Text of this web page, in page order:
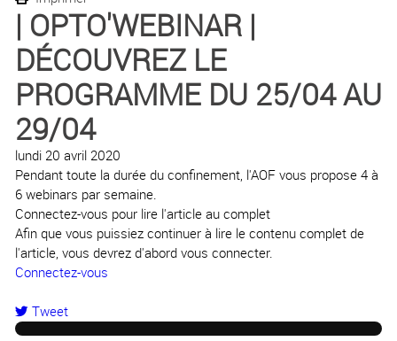
| OPTO'WEBINAR |
DÉCOUVREZ LE
PROGRAMME DU 25/04 AU
29/04
lundi 20 avril 2020
Pendant toute la durée du confinement, l'AOF vous propose 4 à
6 webinars par semaine.
Connectez-vous pour lire l'article au complet
Afin que vous puissiez continuer à lire le contenu complet de
l'article, vous devrez d'abord vous connecter.
Connectez-vous
Tweet
pinterest